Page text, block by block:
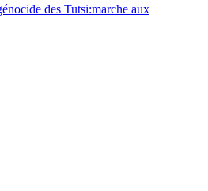
des Tutsi:marche aux